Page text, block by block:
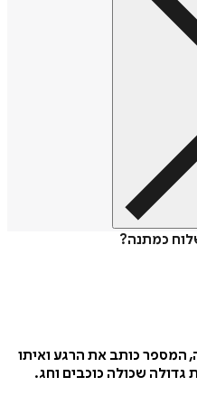
כמתנה?
המספר כותב את הרגע ואיתו
שכולה כוכבים וחג.